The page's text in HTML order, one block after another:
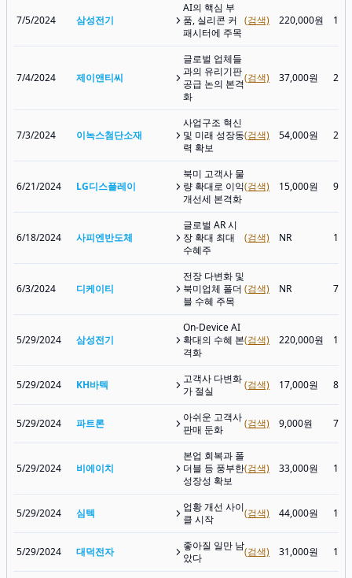
7/5/2024 삼성전기
AI의 핵심 부
품, 실리콘 커
패시터에 주목
(검색) 220,000원
7/4/2024 제이앤티씨
글로벌 업체들
과의 유리기판
공급 논의 본격
화
(검색) 37,000원
7/3/2024 이녹스첨단소재
사업구조 혁신
및 미래 성장동
력 확보
(검색) 54,000원
6/21/2024 LG디스플레이
북미 고객사 물
량 확대로 이익
개선세 본격화
(검색) 15,000원
6/18/2024 사피엔반도체
글로벌 AR 시
장 확대 최대
수혜주
(검색) NR
6/3/2024 디케이티
전장 다변화 및
북미업체 폴더
블 수혜 주목
(검색) NR
5/29/2024 삼성전기
On-Device AI
확대의 수혜 본
격화
(검색) 220,000원
5/29/2024 KH바텍
고객사 다변화
가 절실
(검색) 17,000원
5/29/2024 파트론
아쉬운 고객사
판매 둔화
(검색) 9,000원
5/29/2024 비에이치
본업 회복과 폴
더블 등 풍부한
성장성 확보
(검색) 33,000원
5/29/2024 심텍
업황 개선 사이
클 시작
(검색) 44,000원
5/29/2024 대덕전자
좋아질 일만 남
았다
(검색) 31,000원